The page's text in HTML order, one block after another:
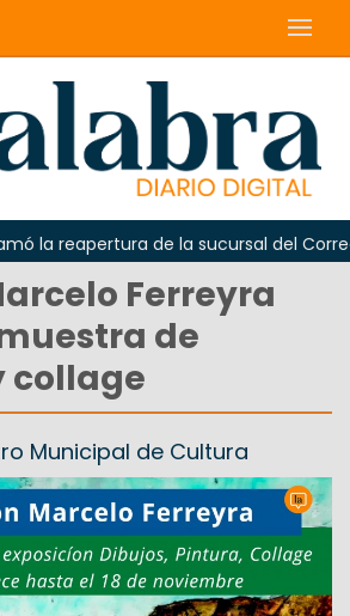
reapertura de la sucursal del Correo
Ferreyra
de
collage
Municipal de Cultura